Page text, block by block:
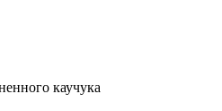
каучука